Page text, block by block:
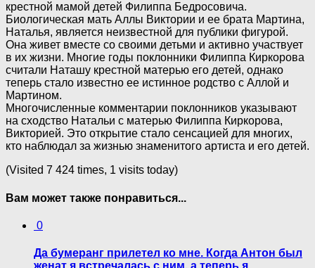
крестной мамой детей Филиппа Бедросовича.
Биологическая мать Аллы Виктории и ее брата Мартина,
Наталья, является неизвестной для публики фигурой.
Она живет вместе со своими детьми и активно участвует
в их жизни. Многие годы поклонники Филиппа Киркорова
считали Наташу крестной матерью его детей, однако
теперь стало известно ее истинное родство с Аллой и
Мартином.
Многочисленные комментарии поклонников указывают
на сходство Натальи с матерью Филиппа Киркорова,
Викторией. Это открытие стало сенсацией для многих,
кто наблюдал за жизнью знаменитого артиста и его детей.
(Visited 7 424 times, 1 visits today)
Вам может также понравиться...
0
Да бумеранг прилетел ко мне. Когда Антон был
женат я встречалась с ним, а теперь я